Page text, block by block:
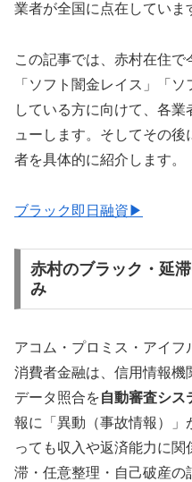
業者が全国に点在していま
この記事では、赤村在住で
「ソフト闇金レイス」「
している方に向けて、各
ューします。そしてその
者を具体的に紹介します。
ブラック即日融資▶
赤村のブラック・延
み
アコム・プロミス・アイ
消費者金融は、信用情報
データ照合を自動審査シス
報に「異動（事故情報）」
っても収入や返済能力に
滞・任意整理・自己破産の